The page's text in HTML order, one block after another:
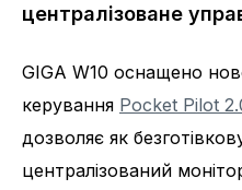
централізоване
GIGA W10 оснащено
керування Pocket Pilot
дозволяє як
централізований